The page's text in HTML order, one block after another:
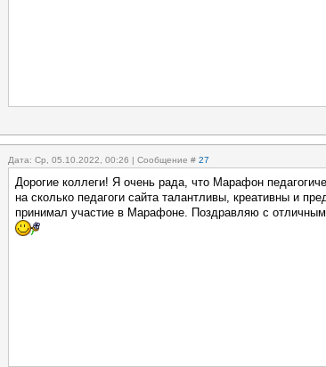
Дата: Ср, 05.10.2022, 00:26 | Сообщение # 27
Дорогие коллеги! Я очень рада, что Марафон
на сколько педагоги сайта талантливы, креативны и
принимал участие в Марафоне. Поздравляю с